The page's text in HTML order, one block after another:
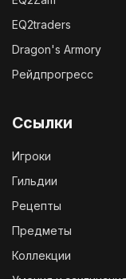
EQ2traders
Dragon's Armory
Рейдпрогресс
Ссылки
Игроки
Гильдии
Рецепты
Предметы
Коллекции